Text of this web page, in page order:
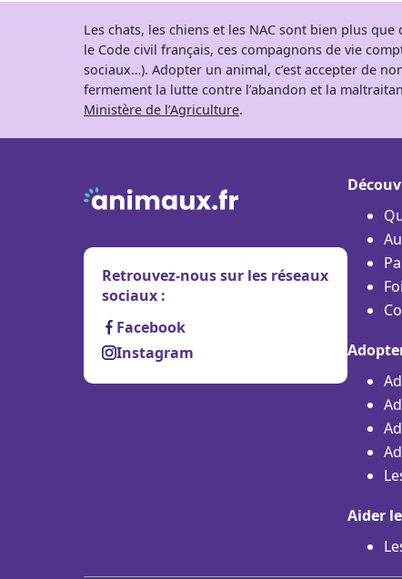
Les chats, les chiens et les NAC sont bien plus
le Code civil français, ces compagnons de vie
sociaux…). Adopter un animal, c’est accepter de
fermement la lutte contre l’abandon et la
Ministère de l’Agriculture.
Retrouvez-nous sur les réseaux
sociaux :
Facebook
Instagram
Aider